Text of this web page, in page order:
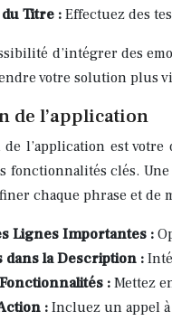
Titre :Effectuez des
d’intégrer des
votre solution plus
de l’application
l’application est
fonctionnalités clés.
chaque phrase et
Lignes Importantes :
dans la Description :
: Mettez
: Incluez un appel